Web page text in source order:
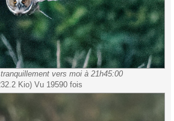
vers moi à 21h45:00
Kio) Vu 19590 fois